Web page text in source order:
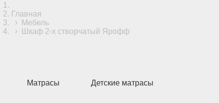
Главная
Мебель
Шкаф 2-х створчатый Ярофф
Матрасы Детские матрасы